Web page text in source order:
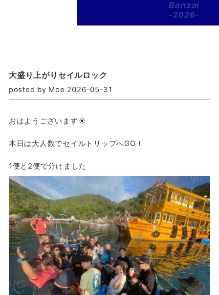
Banzai
-2026-
大盛り上がりセイルロック
posted by Moe 2026-05-31
おはようございます☀
本日は大人数でセイルトリップへGO！
1便と2便で分けました